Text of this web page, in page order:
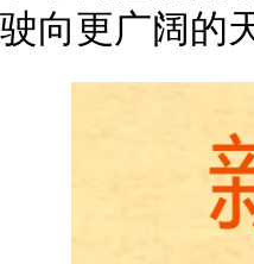
驶向更广阔的